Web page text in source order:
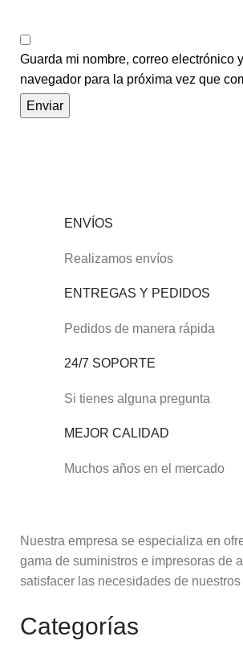
Guarda mi nombre, correo electrónico
navegador para la próxima vez que
ENVÍOS
Realizamos envíos
ENTREGAS Y PEDIDOS
Pedidos de manera rápida
24/7 SOPORTE
Si tienes alguna pregunta
MEJOR CALIDAD
Muchos años en el mercado
Nuestra empresa se especializa en
gama de suministros e impresoras de
satisfacer las necesidades de
Categorías